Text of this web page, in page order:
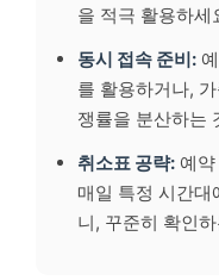
을 적극 활용하세
동시 접속 준비:
를 활용하거나,
쟁률을 분산하는
취소표 공략: 예
매일 특정 시간대
니, 꾸준히 확인